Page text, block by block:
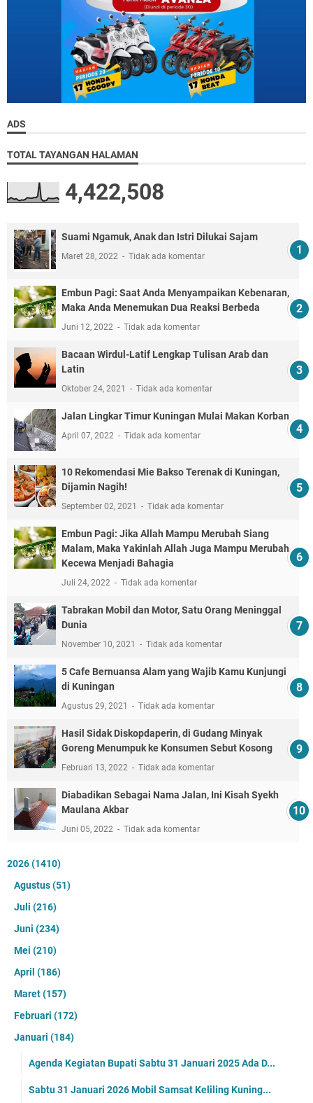
ADS
TOTAL TAYANGAN HALAMAN
4,422,508
Suami Ngamuk, Anak dan Istri Dilukai Sajam
Maret 28, 2022 Tidak ada komentar
Embun Pagi: Saat Anda Menyampaikan Kebenaran,
Maka Anda Menemukan Dua Reaksi Berbeda
Juni 12, 2022 Tidak ada komentar
Bacaan Wirdul-Latif Lengkap Tulisan Arab dan
Latin
Oktober 24, 2021 Tidak ada komentar
Jalan Lingkar Timur Kuningan Mulai Makan Korban
April 07, 2022 Tidak ada komentar
10 Rekomendasi Mie Bakso Terenak di Kuningan,
Dijamin Nagih!
September 02, 2021 Tidak ada komentar
Embun Pagi: Jika Allah Mampu Merubah Siang
Malam, Maka Yakinlah Allah Juga Mampu Merubah
Kecewa Menjadi Bahagia
Juli 24, 2022 Tidak ada komentar
Tabrakan Mobil dan Motor, Satu Orang Meninggal
Dunia
November 10, 2021 Tidak ada komentar
5 Cafe Bernuansa Alam yang Wajib Kamu Kunjungi
di Kuningan
Agustus 29, 2021 Tidak ada komentar
Hasil Sidak Diskopdaperin, di Gudang Minyak
Goreng Menumpuk ke Konsumen Sebut Kosong
Februari 13, 2022 Tidak ada komentar
Diabadikan Sebagai Nama Jalan, Ini Kisah Syekh
Maulana Akbar
Juni 05, 2022 Tidak ada komentar
2026(1410)
Agustus(51)
Juli (216)
Juni (234)
Mei (210)
April (186)
Maret(157)
Februari (172)
Januari (184)
Agenda Kegiatan Bupati Sabtu 31 Januari 2025 Ada D...
Sabtu 31 Januari 2026 Mobil Samsat Keliling Kuning...